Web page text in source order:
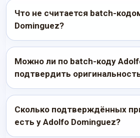
Что не считается batch-
Dominguez?
Можно ли по batch-коду
подтвердить
Сколько подтверждённых
есть у Adolfo Dominguez?